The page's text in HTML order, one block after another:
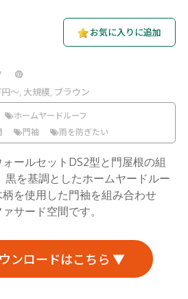
お気に入りに追加
〜 大規模 ブラウン
ホームヤードルーフ
門袖 雨を防ぎたい
ールセットDS2型と門屋根の組
黒を基調としたホームヤードルー
を使用した門袖を組み合わせ
サード空間です。
ンロードはこちら ▼